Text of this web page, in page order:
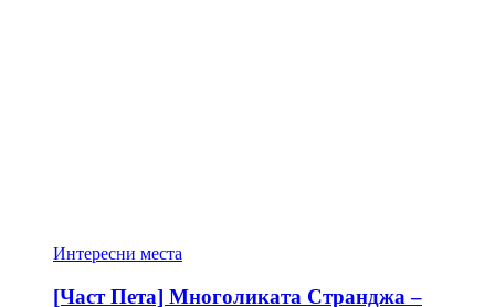
Интересни места
[Част Пета] Многоликата Странджа –